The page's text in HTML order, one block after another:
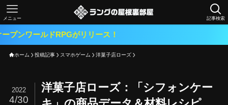
記事検索
メニュー
RPGがリリース！
ホーム 投稿記事 スマホゲーム 洋菓子店ローズ
洋菓子店ローズ：「シフォンケー
2022
4/30